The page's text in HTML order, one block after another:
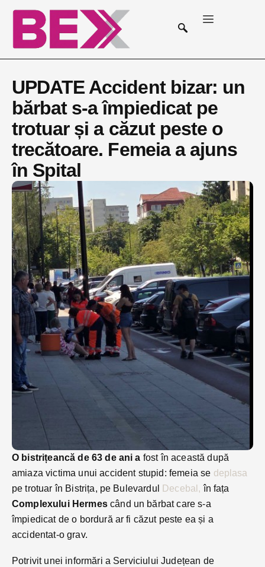
UPDATE Accident bizar: un
bărbat s-a împiedicat pe
trotuar și a căzut peste o
trecătoare. Femeia a ajuns
în Spital
O bistrițeancă de 63 de ani a fost în această după
amiaza victima unui accident stupid: femeia se deplasa
pe trotuar în Bistrița, pe Bulevardul
Decebal, în fața
Complexului Hermescând un bărbat care s-a
împiedicat de o bordură ar fi căzut peste ea și a
accidentat-o grav.
Potrivit unei informări a Serviciului Județean de